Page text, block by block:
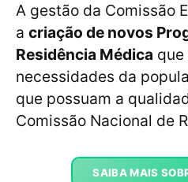
A gestão da Comissão
a criação de novos
Residência Médica
necessidades da
que possuam a
Comissão Nacional de
SAIBA MAIS